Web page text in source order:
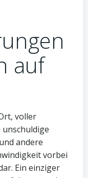
auf
voller
andere
vorbei
Ein einziger